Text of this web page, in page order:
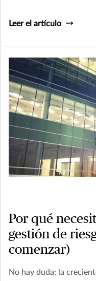
Leer el artículo
Por qué
gestión de
comenzar)
No hay duda: la